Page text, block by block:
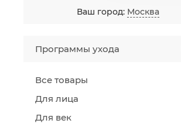
Ваш город: Москва
Программы ухода
Все товары
Для лица
Для век